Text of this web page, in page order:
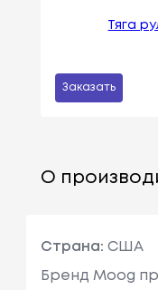
Тяга
Заказать
О
Страна: США
Бренд Moog